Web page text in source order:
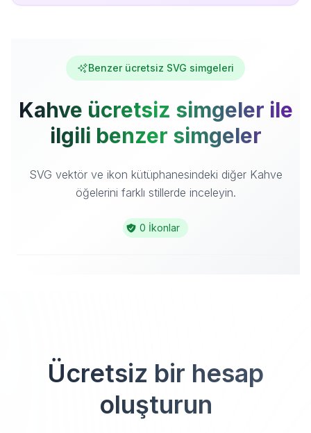
Benzer ücretsiz SVG simgeleri
Kahve ücretsiz simgeler ile
ilgili benzer simgeler
SVG vektör ve ikon kütüphanesindeki diğer Kahve
öğelerini farklı stillerde inceleyin.
0 İkonlar
Ücretsiz bir hesap
oluşturun